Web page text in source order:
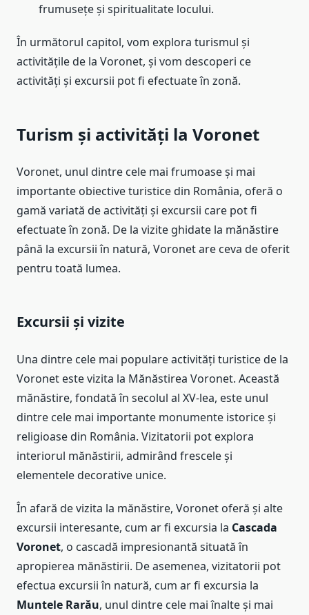
frumusețe și spiritualitate locului.
În următorul capitol, vom explora turismul și
activitățile de la Voronet, și vom descoperi ce
activități și excursii pot fi efectuate în zonă.
Turism și activități la Voronet
Voronet, unul dintre cele mai frumoase și mai
importante obiective turistice din România, oferă o
gamă variată de activități și excursii care pot fi
efectuate în zonă. De la vizite ghidate la mănăstire
până la excursii în natură, Voronet are ceva de oferit
pentru toată lumea.
Excursii și vizite
Una dintre cele mai populare activități turistice de la
Voronet este vizita la Mănăstirea Voronet. Această
mănăstire, fondată în secolul al XV-lea, este unul
dintre cele mai importante monumente istorice și
religioase din România. Vizitatorii pot explora
interiorul mănăstirii, admirând frescele și
elementele decorative unice.
În afară de vizita la mănăstire, Voronet oferă și alte
excursii interesante, cum ar fi excursia la Cascada
Voronet, o cascadă impresionantă situată în
apropierea mănăstirii. De asemenea, vizitatorii pot
efectua excursii în natură, cum ar fi excursia la
Muntele Rarău, unul dintre cele mai înalte și mai